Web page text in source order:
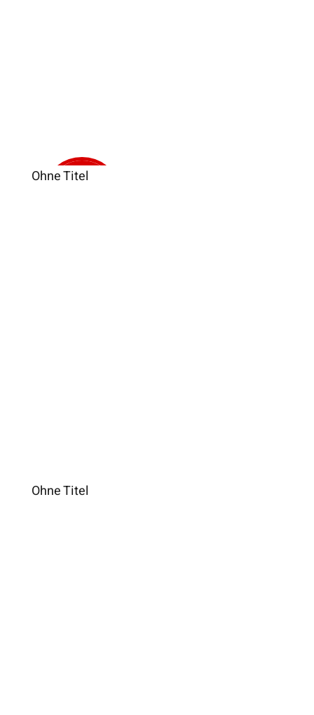
Ohne Titel
Ohne Titel